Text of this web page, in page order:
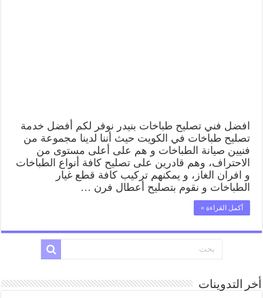
افضل فني تصليح طباخات بنيدر نوفر لكم أفضل خدمة
تصليح طباخات في الكويت حيث أننا لدينا مجموعة من
فنيين صيانة الطباخات و هم على أعلى مستوى من
الاحتراف، وهم قادرين على تصليح كافة أنواع الطباخات
و افران الغاز، و يمكنهم تركيب كافة قطع غيار
الطباخات و نقوم بتصليح أعطال فرن …
أكمل القراءة »
أخر التدوينات